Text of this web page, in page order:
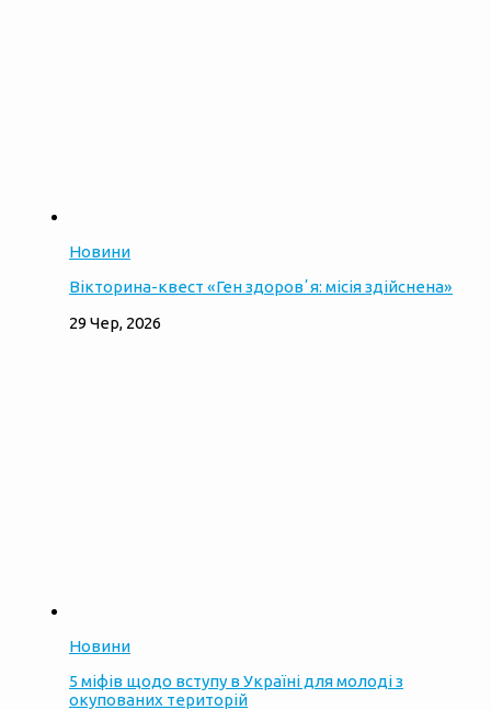
Новини
Вікторина-квест «Ген здоровʼя: місія здійснена»
29 Чер, 2026
Новини
5 міфів щодо вступу в Україні для молоді з
окупованих територій